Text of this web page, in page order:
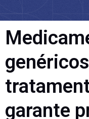
garante